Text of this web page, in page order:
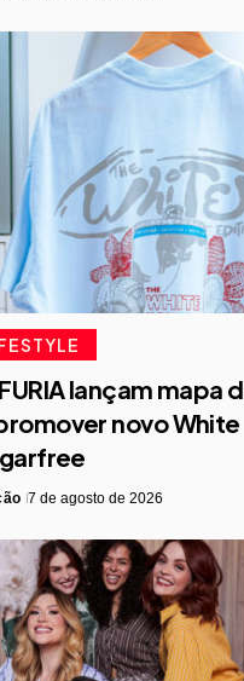
lançam mapa
novo White
7 de agosto de 2026